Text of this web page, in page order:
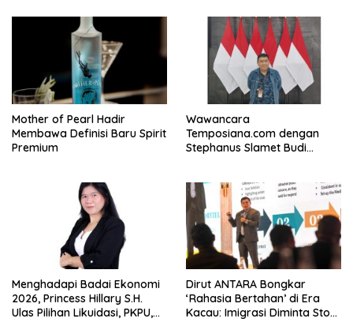
Komprehensif di Jagakarsa
Mother of Pearl Hadir
Membawa Definisi Baru Spirit
Premium
Wawancara
Temposiana.com dengan
Stephanus Slamet Budi
Menghadapi Badai Ekonomi
2026, Princess Hillary S.H.
Ulas Pilihan Likuidasi, PKPU,
Dirut ANTARA Bongkar
‘Rahasia Bertahan’ di Era
Kacau: Imigrasi Diminta Stop